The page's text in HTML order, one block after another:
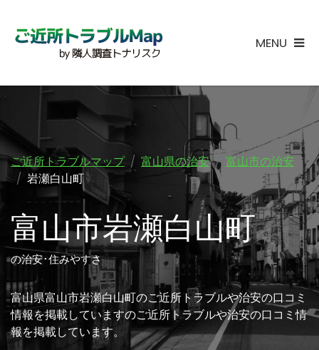
MENU
ご近所トラブルマップ 富山県の治安
富山市の治安
岩瀬白山町
富山市岩瀬白山町
の治安･住みやすさ
富山県富山市岩瀬白山町のご近所トラブルや治安の口コミ
情報を掲載していますのご近所トラブルや治安の口コミ情
報を掲載しています。